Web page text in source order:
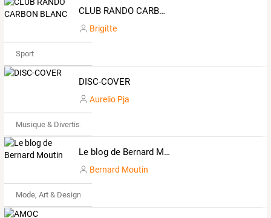
CLUB RANDO CARBON BLANC
Brigitte
Sport
DISC-COVER
Aurelio Pja
Musique & Divertissements
Le blog de Bernard Moutin
Bernard Moutin
Mode, Art & Design